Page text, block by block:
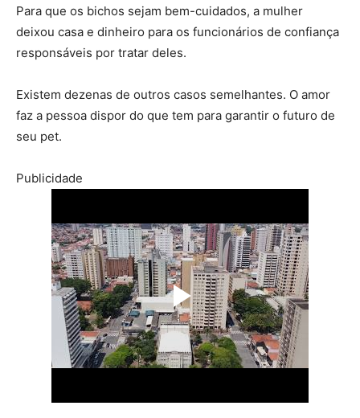
Para que os bichos sejam bem-cuidados, a mulher
deixou casa e dinheiro para os funcionários de confiança
responsáveis por tratar deles.
Existem dezenas de outros casos semelhantes. O amor
faz a pessoa dispor do que tem para garantir o futuro de
seu pet.
Publicidade